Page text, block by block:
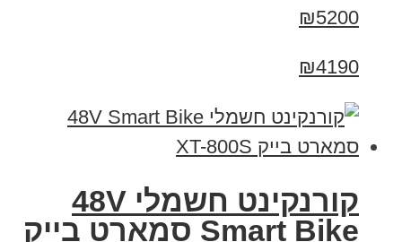
₪5200
₪4190
קורנקינט חשמלי 48V
Smart Bike סמארט בייק